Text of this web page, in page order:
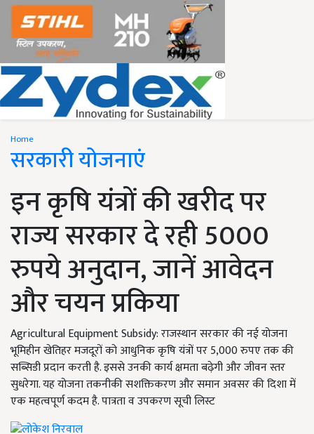
Home
सरकारी योजनाएं
इन कृषि यंत्रों की खरीद पर
राज्य सरकार दे रही 5000
रुपये अनुदान, जानें आवेदन
और चयन प्रकिया
Agricultural Equipment Subsidy: राजस्थान सरकार की नई योजना
भूमिहीन खेतिहर मजदूरों को आधुनिक कृषि यंत्रों पर 5,000 रुपए तक की
सब्सिडी प्रदान करती है. इससे उनकी कार्य क्षमता बढ़ेगी और जीवन स्तर
सुधरेगा. यह योजना तकनीकी सशक्तिकरण और समान अवसर की दिशा में
एक महत्वपूर्ण कदम है. पात्रता व उपकरण सूची लिस्ट